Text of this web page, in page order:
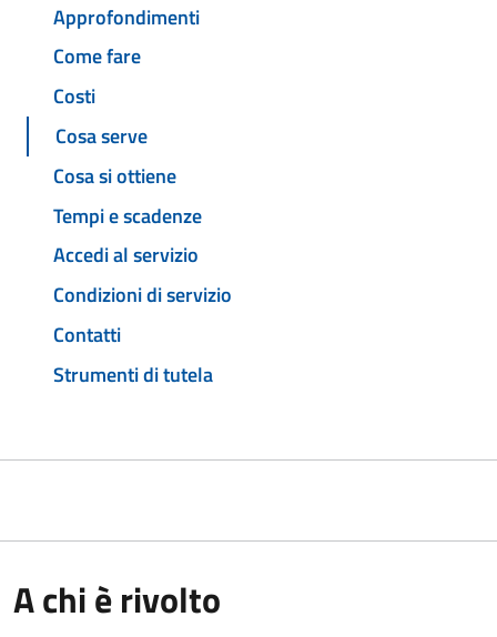
Approfondimenti
Come fare
Costi
Cosa serve
Cosa si ottiene
Tempi e scadenze
Accedi al servizio
Condizioni di servizio
Contatti
Strumenti di tutela
A chi è rivolto